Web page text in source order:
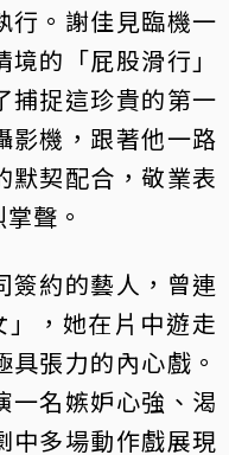
行。謝佳見臨機一
的「屁股滑行」
捕捉這珍貴的第一
影機，跟著他一路
默契配合，敬業表
聲。
簽約的藝人，曾連
，她在片中遊走
張力的內心戲。
一名嫉妒心強、渴
中多場動作戲展現